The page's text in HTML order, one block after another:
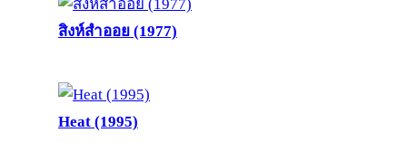
สิงห์สำออย (1977)
Heat (1995)